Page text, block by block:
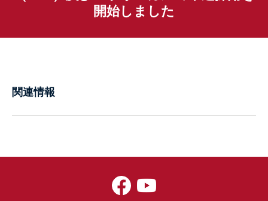
開始しました
関連情報